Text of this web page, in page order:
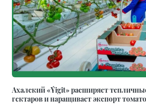
Ахалский «Ýigit» расширяет
гектаров и наращивает экспорт